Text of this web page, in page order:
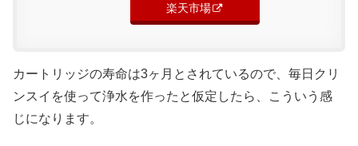
楽天市場
カートリッジの寿命は3ヶ月とされているので、毎日クリ
ンスイを使って浄水を作ったと仮定したら、こういう感
じになります。